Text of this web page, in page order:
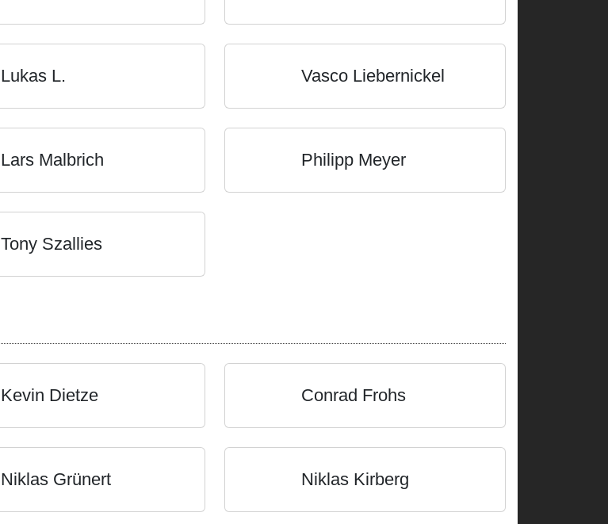
Lukas L. Vasco Liebernickel
Lars Malbrich Philipp Meyer
Tony Szallies
Kevin Dietze Conrad Frohs
Niklas Grünert Niklas Kirberg